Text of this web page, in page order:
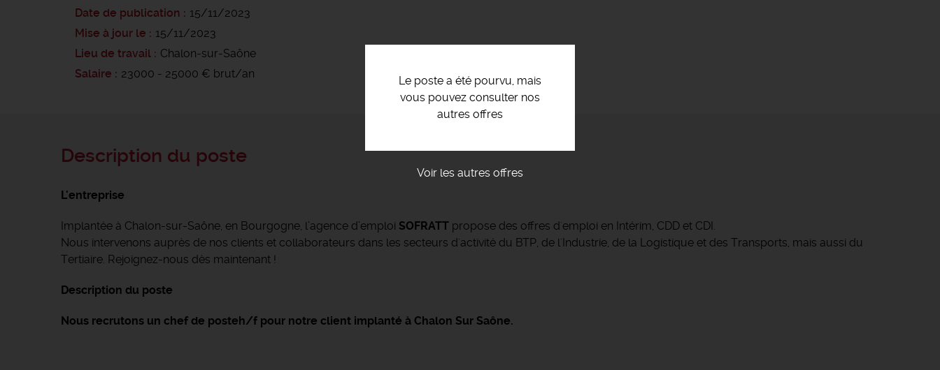
Le poste a été pourvu, mais
vous pouvez consulter nos
autres offres
Voir les autres offres
Date de publication
15/11/2023
Mise à jour le
15/11/2023
Lieu de travail
Chalon-sur-Saône
Salaire
23000 - 25000 € brut/an
Description du poste
L'entreprise
Implantée à Chalon-sur-Saône, en Bourgogne, l’agence d’emploi SOFRATT propose des offres d'emploi en Intérim, CDD et CDI.
Nous intervenons auprès de nos clients et collaborateurs dans les secteurs d'activité du BTP, de l'Industrie, de la Logistique et des Transports, mais aussi du
Tertiaire. Rejoignez-nous dès maintenant !
Description du poste
Nous recrutons un chef de posteh/f pour notre client implanté à Chalon Sur Saône.